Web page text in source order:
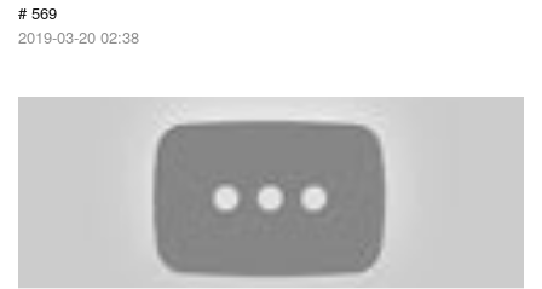
# 569
2019-03-20 02:38